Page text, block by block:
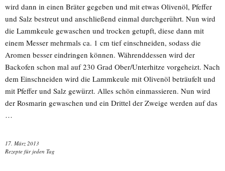
wird dann in einen Bräter gegeben und mit etwas Olivenöl, Pfeffer
und Salz bestreut und anschließend einmal durchgerührt. Nun wird
die Lammkeule gewaschen und trocken getupft, diese dann mit
einem Messer mehrmals ca. 1 cm tief einschneiden, sodass die
Aromen besser eindringen können. Währenddessen wird der
Backofen schon mal auf 230 Grad Ober/Unterhitze vorgeheizt. Nach
dem Einschneiden wird die Lammkeule mit Olivenöl beträufelt und
mit Pfeffer und Salz gewürzt. Alles schön einmassieren. Nun wird
der Rosmarin gewaschen und ein Drittel der Zweige werden auf das
…
17. März 2013
Rezepte für jeden Tag